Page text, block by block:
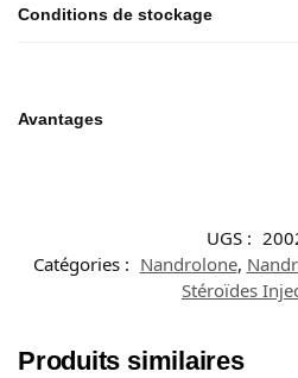
Conditions de stockage
Avantages
UGS :
Catégories : Nandrolone,
Stéroïdes
Produits similaires